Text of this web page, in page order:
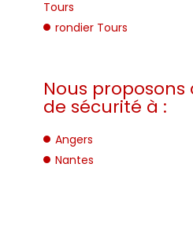
Tours
rondier Tours
Nous
de sécurité à :
Angers
Nantes